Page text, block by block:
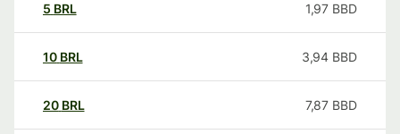
5 BRL 1,97 BBD
10 BRL 3,94 BBD
20 BRL 7,87 BBD